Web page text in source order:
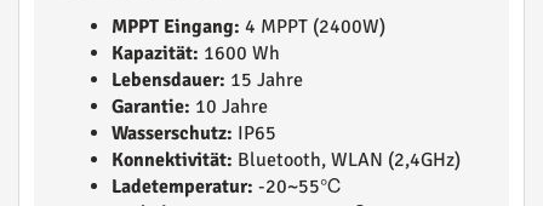
MPPT Eingang: 4 MPPT (2400W)
Kapazität: 1600 Wh
Lebensdauer: 15 Jahre
Garantie: 10 Jahre
Wasserschutz: IP65
Konnektivität: Bluetooth, WLAN (2,4GHz)
Ladetemperatur: -20~55℃